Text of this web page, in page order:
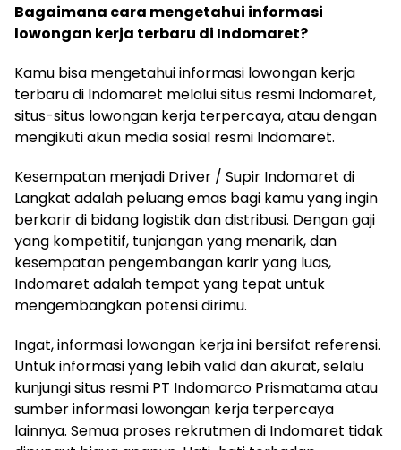
Bagaimana cara mengetahui informasi
lowongan kerja terbaru di Indomaret?
Kamu bisa mengetahui informasi lowongan kerja
terbaru di Indomaret melalui situs resmi Indomaret,
situs-situs lowongan kerja terpercaya, atau dengan
mengikuti akun media sosial resmi Indomaret.
Kesempatan menjadi Driver / Supir Indomaret di
Langkat adalah peluang emas bagi kamu yang ingin
berkarir di bidang logistik dan distribusi. Dengan gaji
yang kompetitif, tunjangan yang menarik, dan
kesempatan pengembangan karir yang luas,
Indomaret adalah tempat yang tepat untuk
mengembangkan potensi dirimu.
Ingat, informasi lowongan kerja ini bersifat referensi.
Untuk informasi yang lebih valid dan akurat, selalu
kunjungi situs resmi PT Indomarco Prismatama atau
sumber informasi lowongan kerja terpercaya
lainnya. Semua proses rekrutmen di Indomaret tidak